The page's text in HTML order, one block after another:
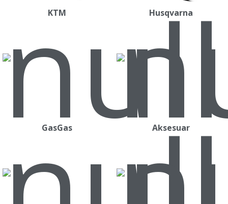
KTM Husqvarna
GasGas Aksesuar